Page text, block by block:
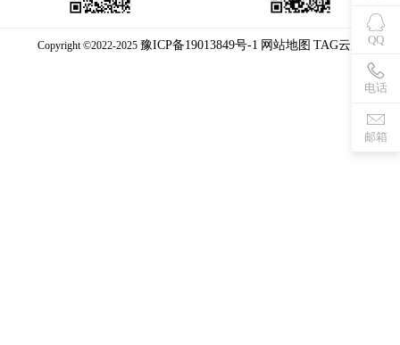
QQ
电话
邮箱
Copyright ©2022-2025 豫ICP备19013849号-1 网站地图 TAG云库